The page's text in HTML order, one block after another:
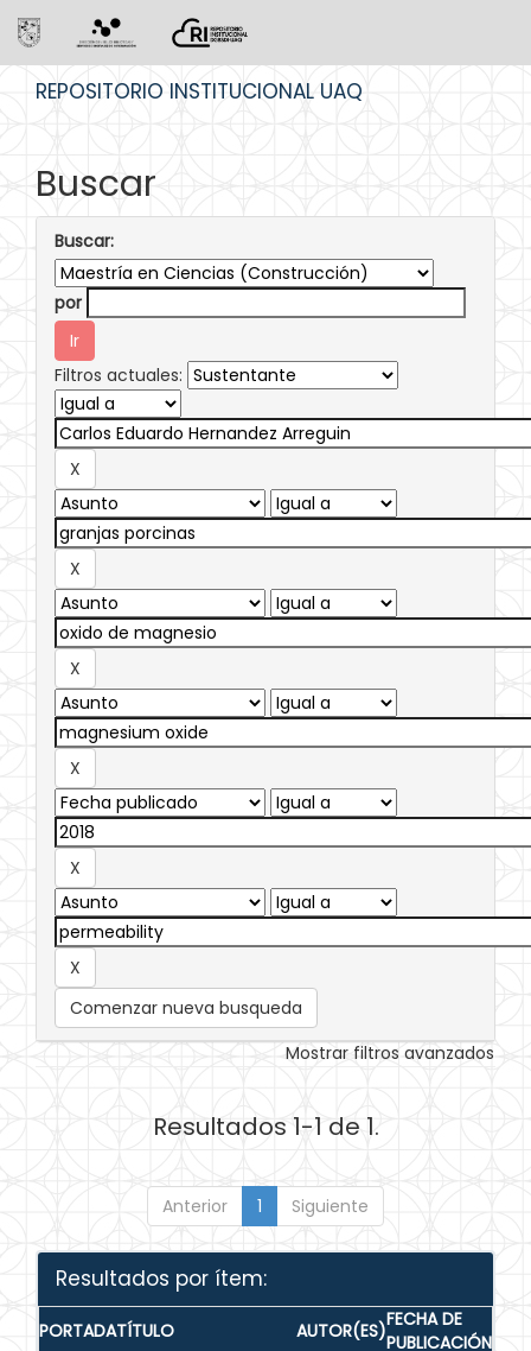
REPOSITORIO INSTITUCIONAL UAQ
Buscar
Buscar:
por
Filtros actuales:
Comenzar nueva busqueda
Mostrar filtros avanzados
Resultados 1-1 de 1.
Anterior 1 Siguiente
Resultados por ítem:
PORTADATÍTULO AUTOR(ES)FECHA DE
PUBLICACIÓN